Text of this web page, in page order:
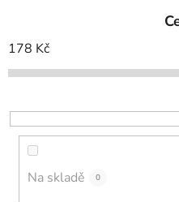
í
p
o
d
178 Kč
Na skladě 0